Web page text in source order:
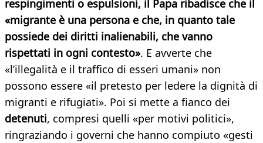
respingimenti o espulsioni, il Papa ribadisce che il
«migrante è una persona e che, in quanto tale
possiede dei diritti inalienabili, che vanno
rispettati in ogni contesto». E avverte che
«l’illegalità e il traffico di esseri umani» non
possono essere «il pretesto per ledere la dignità di
migranti e rifugiati». Poi si mette a fianco dei
detenuti, compresi quelli «per motivi politici»,
ringraziando i governi che hanno compiuto «gesti